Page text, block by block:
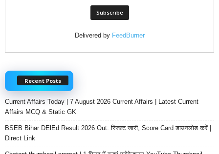
Delivered by FeedBurner
Recent Posts
Current Affairs Today | 7 August 2026 Current Affairs | Latest Current
Affairs MCQ & Static GK
BSEB Bihar DElEd Result 2026 Out: रिजल्ट जारी, Score Card डाउनलोड करें |
Direct Link